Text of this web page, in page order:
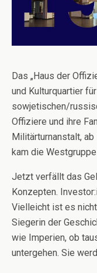
Das „Haus der
und Kulturquartier
sowjetischen/
Offiziere und ihre
Militärturnanstalt,
kam die
Jetzt verfällt das
Konzepten.
Vielleicht ist es
Siegerin der
wie Imperien, ob
untergehen. Sie